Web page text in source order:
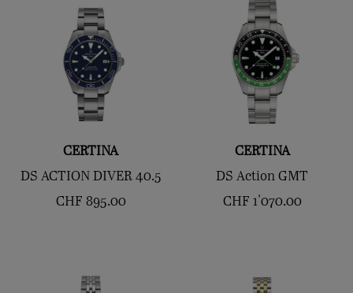
CERTINA
DS ACTION DIVER 40.5
CHF 895.00
CERTINA
DS Action GMT
CHF 1'070.00